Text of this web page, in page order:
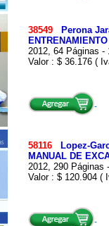
38549
Perona
2012, 64 Páginas -
Valor : $ 36.176 (
58116
Lopez-
MANUAL DE
2012, 290 Páginas
Valor : $ 120.904 (